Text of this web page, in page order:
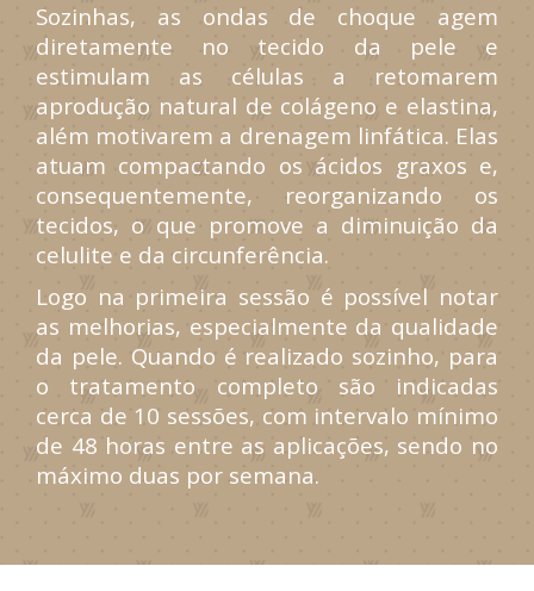
Sozinhas, as ondas de choque agem
diretamente no tecido da pele e
estimulam as células a retomarem
aprodução natural de colágeno e elastina,
além motivarem a drenagem linfática. Elas
atuam compactando os ácidos graxos e,
consequentemente, reorganizando os
tecidos, o que promove a diminuição da
celulite e da circunferência.
Logo na primeira sessão é possível notar
as melhorias, especialmente da qualidade
da pele. Quando é realizado sozinho, para
o tratamento completo são indicadas
cerca de 10 sessões, com intervalo mínimo
de 48 horas entre as aplicações, sendo no
máximo duas por semana.